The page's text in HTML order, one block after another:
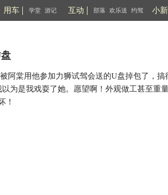
用车 学堂 游记 互动 部落 欢乐送 约驾 小
阿棠用他参加力狮试驾会送的U盘掉包了，搞
为是我戏耍了她。愿望啊！外观做工甚至重
！